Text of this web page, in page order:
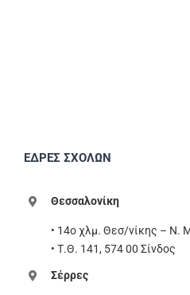
ΕΔΡΕΣ ΣΧΟΛΩΝ
Θεσσαλονίκη
• 14ο χλμ. Θεσ/νίκης – Ν.
• Τ.Θ. 141, 574 00 Σίνδος
Σέρρες